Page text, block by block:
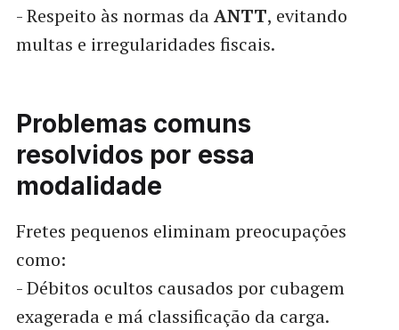
- Respeito às normas daANTT, evitando
multas e irregularidades fiscais.
Problemas comuns
resolvidos por essa
modalidade
Fretes pequenos eliminam preocupações
como:
- Débitos ocultos causados por cubagem
exagerada e má classificação da carga.